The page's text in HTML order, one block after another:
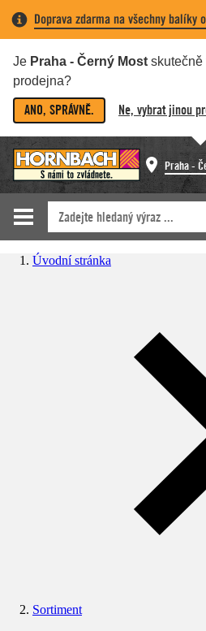
Doprava zdarma na všechny balíky
Je Praha - Černý Most skutečně
prodejna?
ANO, SPRÁVNĚ. Ne, vybrat jinou
Praha -
Úvodní stránka
Sortiment